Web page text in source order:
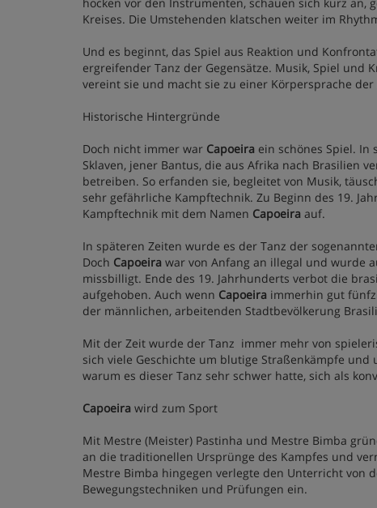
Kreises. Die Umstehenden klatschen weiter
Und es beginnt, das Spiel aus Reaktion und
ergreifender Tanz der Gegensätze. Musik, Spiel
vereint sie und macht sie zu einer Körpersprache der
Historische Hintergründe
Doch nicht immer war Capoeira ein schönes Spiel.
Sklaven, jener Bantus, die aus Afrika nach Brasilien
betreiben. So erfanden sie, begleitet von Musik,
sehr gefährliche Kampftechnik. Zu Beginn des 19.
Kampftechnik mit dem Namen Capoeira auf.
In späteren Zeiten wurde es der Tanz der
Doch Capoeira war von Anfang an illegal und wurde
missbilligt. Ende des 19. Jahrhunderts verbot die
aufgehoben. Auch wenn Capoeira immerhin gut
der männlichen, arbeitenden Stadtbevölkerung
Mit der Zeit wurde der Tanz immer mehr von
sich viele Geschichte um blutige Straßenkämpfe und
warum es dieser Tanz sehr schwer hatte, sich als
Capoeira wird zum Sport
Mit Mestre (Meister) Pastinha und Mestre Bimba
an die traditionellen Ursprünge des Kampfes und
Mestre Bimba hingegen verlegte den Unterricht von
Bewegungstechniken und Prüfungen ein.